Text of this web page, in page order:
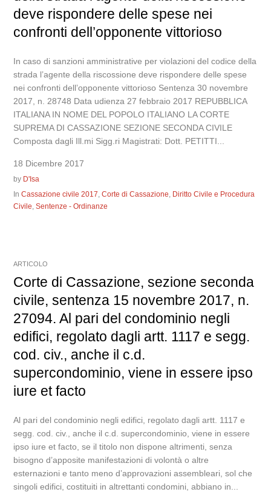
deve rispondere delle spese nei
confronti dell’opponente vittorioso
In caso di sanzioni amministrative per violazioni del codice della
strada l’agente della riscossione deve rispondere delle spese
nei confronti dell’opponente vittorioso Sentenza 30 novembre
2017, n. 28748 Data udienza 27 febbraio 2017 REPUBBLICA
ITALIANA IN NOME DEL POPOLO ITALIANO LA CORTE
SUPREMA DI CASSAZIONE SEZIONE SECONDA CIVILE
Composta dagli Ill.mi Sigg.ri Magistrati: Dott. PETITTI...
18 Dicembre 2017
by D'Isa
InCassazione civile 2017,Corte di Cassazione, Diritto Civile e Procedura
Civile,Sentenze - Ordinanze
ARTICOLO
Corte di Cassazione, sezione seconda
civile, sentenza 15 novembre 2017, n.
27094. Al pari del condominio negli
edifici, regolato dagli artt. 1117 e segg.
cod. civ., anche il c.d.
supercondominio, viene in essere ipso
iure et facto
Al pari del condominio negli edifici, regolato dagli artt. 1117 e
segg. cod. civ., anche il c.d. supercondominio, viene in essere
ipso iure et facto, se il titolo non dispone altrimenti, senza
bisogno d’apposite manifestazioni di volontà o altre
esternazioni e tanto meno d’approvazioni assembleari, sol che
singoli edifici, costituiti in altrettanti condomini, abbiano in...